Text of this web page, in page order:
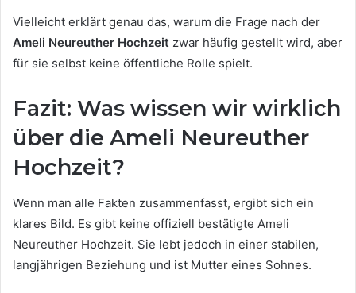
Vielleicht erklärt genau das, warum die Frage nach der
Ameli Neureuther Hochzeit zwar häufig gestellt wird, aber
für sie selbst keine öffentliche Rolle spielt.
Fazit: Was wissen wir wirklich
über die Ameli Neureuther
Hochzeit?
Wenn man alle Fakten zusammenfasst, ergibt sich ein
klares Bild. Es gibt keine offiziell bestätigte Ameli
Neureuther Hochzeit. Sie lebt jedoch in einer stabilen,
langjährigen Beziehung und ist Mutter eines Sohnes.